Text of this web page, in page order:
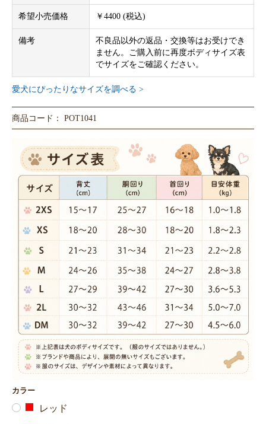
希望小売価格 ￥4400 (税込)
備考
不良品以外の返品・交換等はお受けでき
ません。ご購入前に再度ボディサイズ表
でサイズをご確認ください。
愛犬にぴったりなサイズを調べる >
商品コード： POT1041
カラー
レッド